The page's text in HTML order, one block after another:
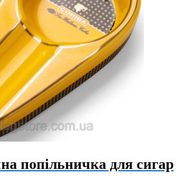
попільничка для сигар